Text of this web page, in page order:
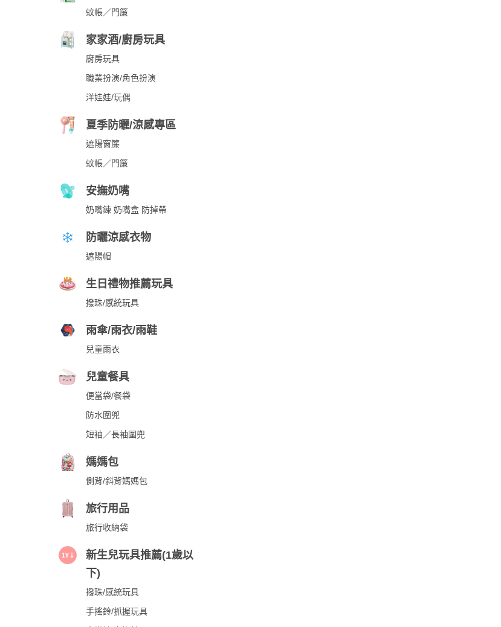
蚊帳／門簾
家家酒/廚房玩具
廚房玩具
職業扮演/角色扮演
洋娃娃/玩偶
夏季防曬/涼感專區
遮陽窗簾
蚊帳／門簾
安撫奶嘴
奶嘴鍊 奶嘴盒 防掉帶
防曬涼感衣物
遮陽帽
生日禮物推薦玩具
撥珠/感統玩具
雨傘/雨衣/雨鞋
兒童雨衣
兒童餐具
便當袋/餐袋
防水圍兜
短袖／長袖圍兜
媽媽包
側背/斜背媽媽包
旅行用品
旅行收納袋
新生兒玩具推薦(1歲以
下)
撥珠/感統玩具
手搖鈴/抓握玩具